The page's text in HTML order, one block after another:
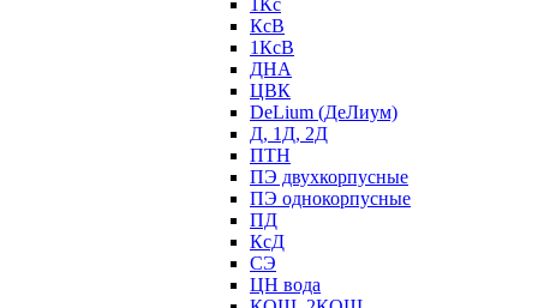
1Кс
КсВ
1КсВ
ДНА
ЦВК
DeLium (ДеЛиум)
Д, 1Д, 2Д
ПТН
ПЭ двухкорпусные
ПЭ однокорпусные
ПД
КсД
СЭ
ЦН вода